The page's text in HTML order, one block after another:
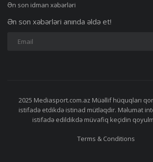
Ən son idman xəbərləri
Ən son xəbərləri anında əldə et!
2025 Mediasport.com.az Müəllif hüquqları
istifadə etdikdə istinad mütləqdir. Məlumat
istifadə edildikdə müvafiq keçidin
Terms & Conditions